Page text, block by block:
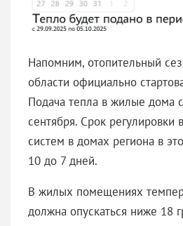
Напомним, отопительный
области официально
Подача тепла в жилые дома
сентября. Срок регулировки
систем в домах региона в
10 до 7 дней.
В жилых помещениях
должна опускаться ниже 18